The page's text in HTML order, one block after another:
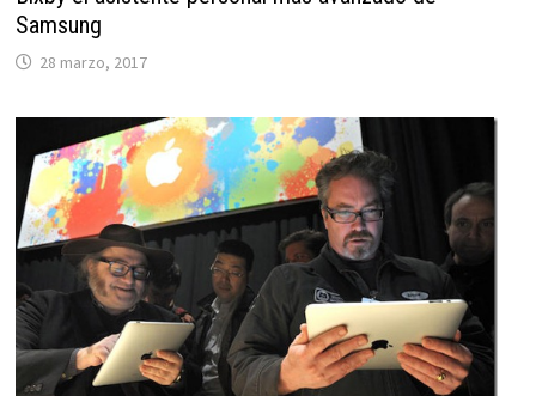
Samsung
28 marzo, 2017